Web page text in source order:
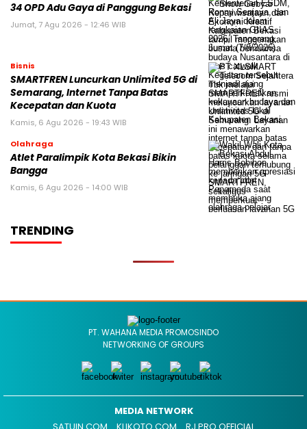
34 OPD Adu Gaya di Panggung Bekasi
Jumat, 7 Agu 2026 - 12:46 WIB
Bisnis
SMARTFREN Luncurkan Unlimited 5G di
Semarang, Internet Tanpa Batas
Kecepatan dan Kuota
Kamis, 6 Agu 2026 - 19:43 WIB
Olahraga
Atlet Paralimpik Kota Bekasi Bikin
Bangga
Kamis, 6 Agu 2026 - 14:00 WIB
TRENDING
PT. WAHANA MEDIA PROMOSINDO
NETWORKING OF GROUPS
MEDIA NETWORK